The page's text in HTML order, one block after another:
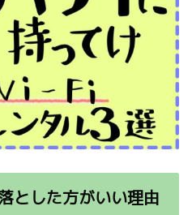
とした方がいい理由